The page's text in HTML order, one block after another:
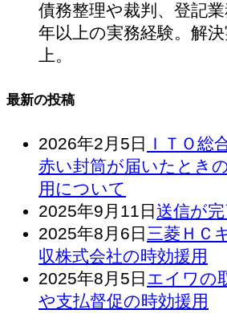
債務整理や裁判、登記
年以上の実務経験。解
上。
最新の投稿
2026年2月5日
ＩＴＯ総
赤い封筒が届いたとき
用について
2025年9月11日 送信が
2025年8月6日 三菱ＨＣ
収株式会社の時効援用
2025年8月5日 エイワの
や支払督促の時効援用